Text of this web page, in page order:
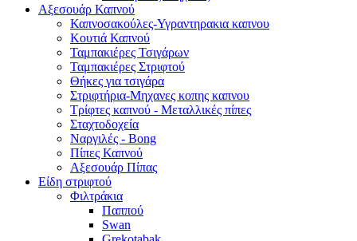
Αξεσουάρ Καπνού
Καπνοσακούλες-Υγραντηρακια καπνου
Κουτιά Καπνού
Ταμπακιέρες Τσιγάρων
Ταμπακιέρες Στριφτού
Θήκες για τσιγάρα
Στριφτήρια-Μηχανες κοπης καπνου
Τρίφτες καπνού - Μεταλλικές πίπες
Σταχτοδοχεία
Ναργιλές - Bong
Πίπες Καπνού
Αξεσουάρ Πίπας
Είδη στριφτού
Φιλτράκια
Παππού
Swan